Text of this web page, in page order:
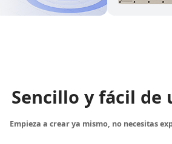
Sencillo y fácil de
Empieza a crear ya mismo, no necesitas